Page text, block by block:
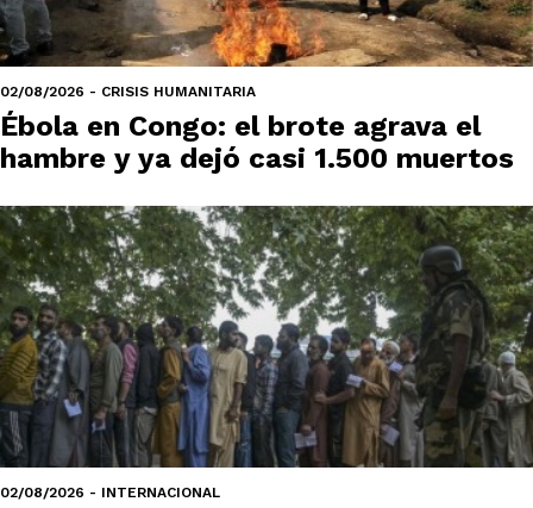
02/08/2026 - CRISIS HUMANITARIA
Ébola en Congo: el brote agrava el
hambre y ya dejó casi 1.500 muertos
02/08/2026 - INTERNACIONAL